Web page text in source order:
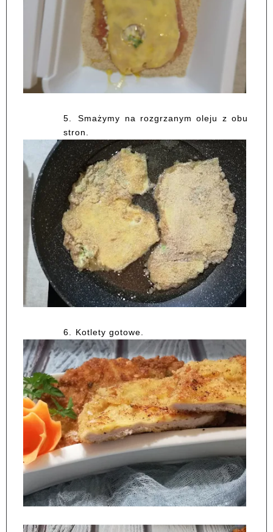
5.
Smażymy na rozgrzanym oleju z obu
stron.
6. Kotlety gotowe.